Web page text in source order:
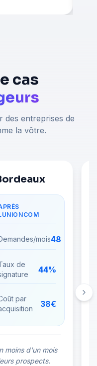
cas
des entreprises de
la vôtre.
mois48
de
44%
par
38€
moins d'un mois
prospects.